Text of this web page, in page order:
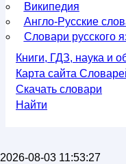
Википедия
Англо-Русские
Словари русского
Книги, ГДЗ, наука и
Карта сайта
Скачать словари
Найти
2026-08-03 11:53:27